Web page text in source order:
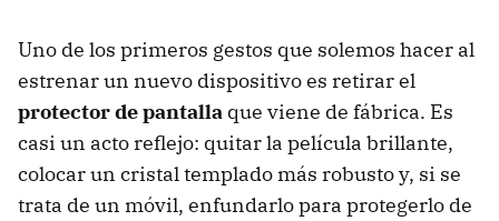
Uno de los primeros gestos que solemos hacer al
estrenar un nuevo dispositivo es retirar el
protector de pantalla que viene de fábrica. Es
casi un acto reflejo: quitar la película brillante,
colocar un cristal templado más robusto y, si se
trata de un móvil, enfundarlo para protegerlo de